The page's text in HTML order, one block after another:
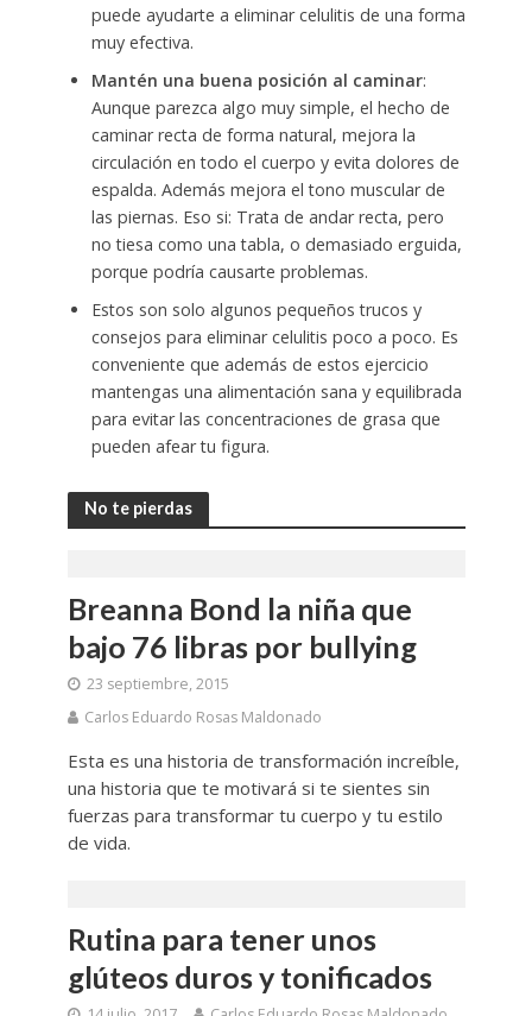
puede ayudarte a eliminar celulitis de una forma
muy efectiva.
Mantén una buena posición al caminar:
Aunque parezca algo muy simple, el hecho de
caminar recta de forma natural, mejora la
circulación en todo el cuerpo y evita dolores de
espalda. Además mejora el tono muscular de
las piernas. Eso si: Trata de andar recta, pero
no tiesa como una tabla, o demasiado erguida,
porque podría causarte problemas.
Estos son solo algunos pequeños trucos y
consejos para eliminar celulitis poco a poco. Es
conveniente que además de estos ejercicio
mantengas una alimentación sana y equilibrada
para evitar las concentraciones de grasa que
pueden afear tu figura.
No te pierdas
Breanna Bond la niña que
bajo 76 libras por bullying
23 septiembre, 2015
Carlos Eduardo Rosas Maldonado
Esta es una historia de transformación increíble,
una historia que te motivará si te sientes sin
fuerzas para transformar tu cuerpo y tu estilo
de vida.
Rutina para tener unos
glúteos duros y tonificados